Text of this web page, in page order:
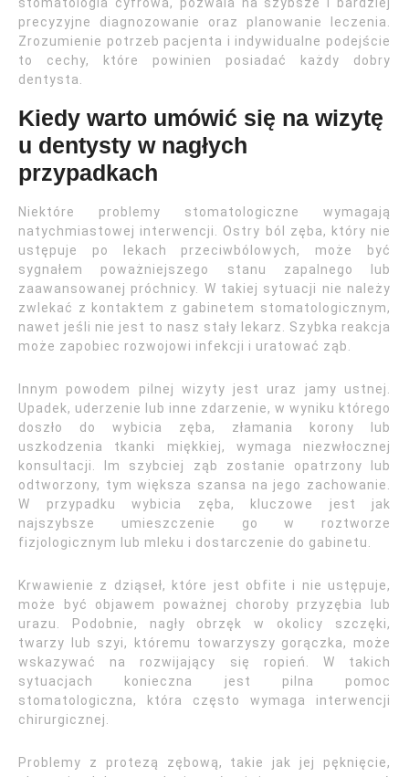
precyzyjne diagnozowanie oraz planowanie leczenia.
Zrozumienie potrzeb pacjenta i indywidualne podejście
to cechy, które powinien posiadać każdy dobry
dentysta.
Kiedy warto umówić się na wizytę
u dentysty w nagłych
przypadkach
Niektóre problemy stomatologiczne wymagają
natychmiastowej interwencji. Ostry ból zęba, który nie
ustępuje po lekach przeciwbólowych, może być
sygnałem poważniejszego stanu zapalnego lub
zaawansowanej próchnicy. W takiej sytuacji nie należy
zwlekać z kontaktem z gabinetem stomatologicznym,
nawet jeśli nie jest to nasz stały lekarz. Szybka reakcja
może zapobiec rozwojowi infekcji i uratować ząb.
Innym powodem pilnej wizyty jest uraz jamy ustnej.
Upadek, uderzenie lub inne zdarzenie, w wyniku którego
doszło do wybicia zęba, złamania korony lub
uszkodzenia tkanki miękkiej, wymaga niezwłocznej
konsultacji. Im szybciej ząb zostanie opatrzony lub
odtworzony, tym większa szansa na jego zachowanie.
W przypadku wybicia zęba, kluczowe jest jak
najszybsze umieszczenie go w roztworze
fizjologicznym lub mleku i dostarczenie do gabinetu.
Krwawienie z dziąseł, które jest obfite i nie ustępuje,
może być objawem poważnej choroby przyzębia lub
urazu. Podobnie, nagły obrzęk w okolicy szczęki,
twarzy lub szyi, któremu towarzyszy gorączka, może
wskazywać na rozwijający się ropień. W takich
sytuacjach konieczna jest pilna pomoc
stomatologiczna, która często wymaga interwencji
chirurgicznej.
Problemy z protezą zębową, takie jak jej pęknięcie,